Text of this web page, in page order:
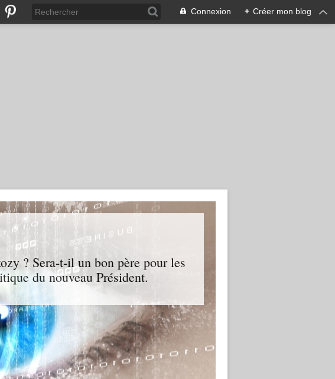
Connexion + Créer mon blog
? Sera-t-il un bon père pour les
du nouveau Président.